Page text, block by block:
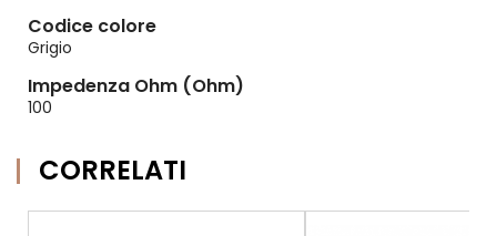
Codice colore
Grigio
Impedenza Ohm (Ohm)
100
CORRELATI